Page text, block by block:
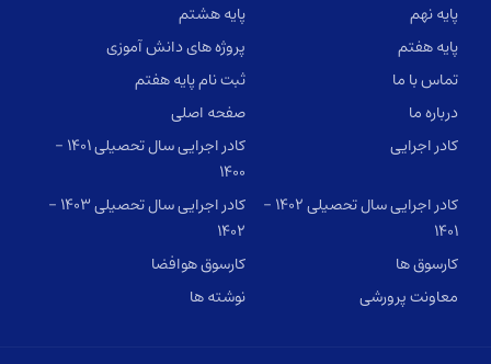
پایه نهم
پایه هشتم
پایه هفتم
پروژه های دانش آموزی
تماس با ما
ثبت نام پایه هفتم
درباره ما
صفحه اصلی
کادر اجرایی
کادر اجرایی سال تحصیلی ۱۴۰۱ –
۱۴۰۰
کادر اجرایی سال تحصیلی ۱۴۰۲ –
۱۴۰۱
کادر اجرایی سال تحصیلی ۱۴۰۳ –
۱۴۰۲
کارسوق ها
کارسوق هوافضا
معاونت پرورشی
نوشته ها